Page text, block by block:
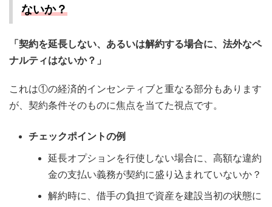
ないか？
「契約を延長しない、あるいは解約する場合に、法外なペ
ナルティはないか？」
これは①の経済的インセンティブと重なる部分もあります
が、契約条件そのものに焦点を当てた視点です。
チェックポイントの例
延長オプションを行使しない場合に、高額な違約
金の支払い義務が契約に盛り込まれていないか？
解約時に、借手の負担で資産を建設当初の状態に